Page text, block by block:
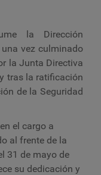
la Dirección
una vez culminado
la Junta Directiva
tras la ratificación
de la Seguridad
el cargo a
al frente de la
31 de mayo de
su dedicación y